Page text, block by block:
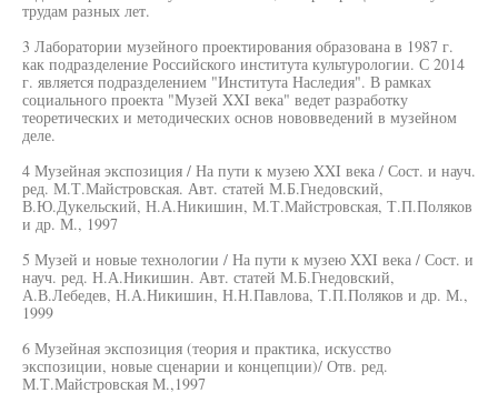
трудам разных лет.
3 Лаборатории музейного проектирования образована в 1987 г.
как подразделение Российского института культурологии. С 2014
г. является подразделением "Института Наследия". В рамках
социального проекта "Музей XXI века" ведет разработку
теоретических и методических основ нововведений в музейном
деле.
4 Музейная экспозиция / На пути к музею XXI века / Сост. и науч.
ред. М.Т.Майстровская. Авт. статей М.Б.Гнедовский,
В.Ю.Дукельский, Н.А.Никишин, М.Т.Майстровская, Т.П.Поляков
и др. М., 1997
5 Музей и новые технологии / На пути к музею XXI века / Сост. и
науч. ред. Н.А.Никишин. Авт. статей М.Б.Гнедовский,
А.В.Лебедев, Н.А.Никишин, Н.Н.Павлова, Т.П.Поляков и др. М.,
1999
6 Музейная экспозиция (теория и практика, искусство
экспозиции, новые сценарии и концепции)/ Отв. ред.
М.Т.Майстровская М.,1997